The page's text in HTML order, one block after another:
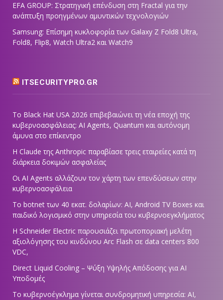
EFA GROUP: Στρατηγική επένδυση στη Fractal για την
ανάπτυξη προηγμένων αμυντικών τεχνολογιών
Samsung: Επίσημη κυκλοφορία των Galaxy Z Fold8 Ultra,
Fold8, Flip8, Watch Ultra2 και Watch9
ITSECURITYPRO.GR
Το Black Hat USA 2026 επιβεβαιώνει τη νέα εποχή της
κυβερνοασφάλειας: AI Agents, Quantum και αυτόνομη
άμυνα στο επίκεντρο
Η Claude της Anthropic παραβίασε τρεις εταιρείες κατά τη
διάρκεια δοκιμών ασφαλείας
Οι AI Agents αλλάζουν τον χάρτη των επενδύσεων στην
κυβερνοασφάλεια
Το botnet των 40 εκατ. δολαρίων: AI, Android TV Boxes και
παιδικό λογισμικό στην υπηρεσία του κυβερνοεγκλήματος
Η Schneider Electric παρουσιάζει πρωτοποριακή μελέτη
αξιολόγησης του κινδύνου Arc Flash σε data centers 800
VDC,
Direct Liquid Cooling – Ψύξη Υψηλής Απόδοσης για AI
Υποδομές
Το κυβερνοέγκλημα γίνεται συνδρομητική υπηρεσία: AI,